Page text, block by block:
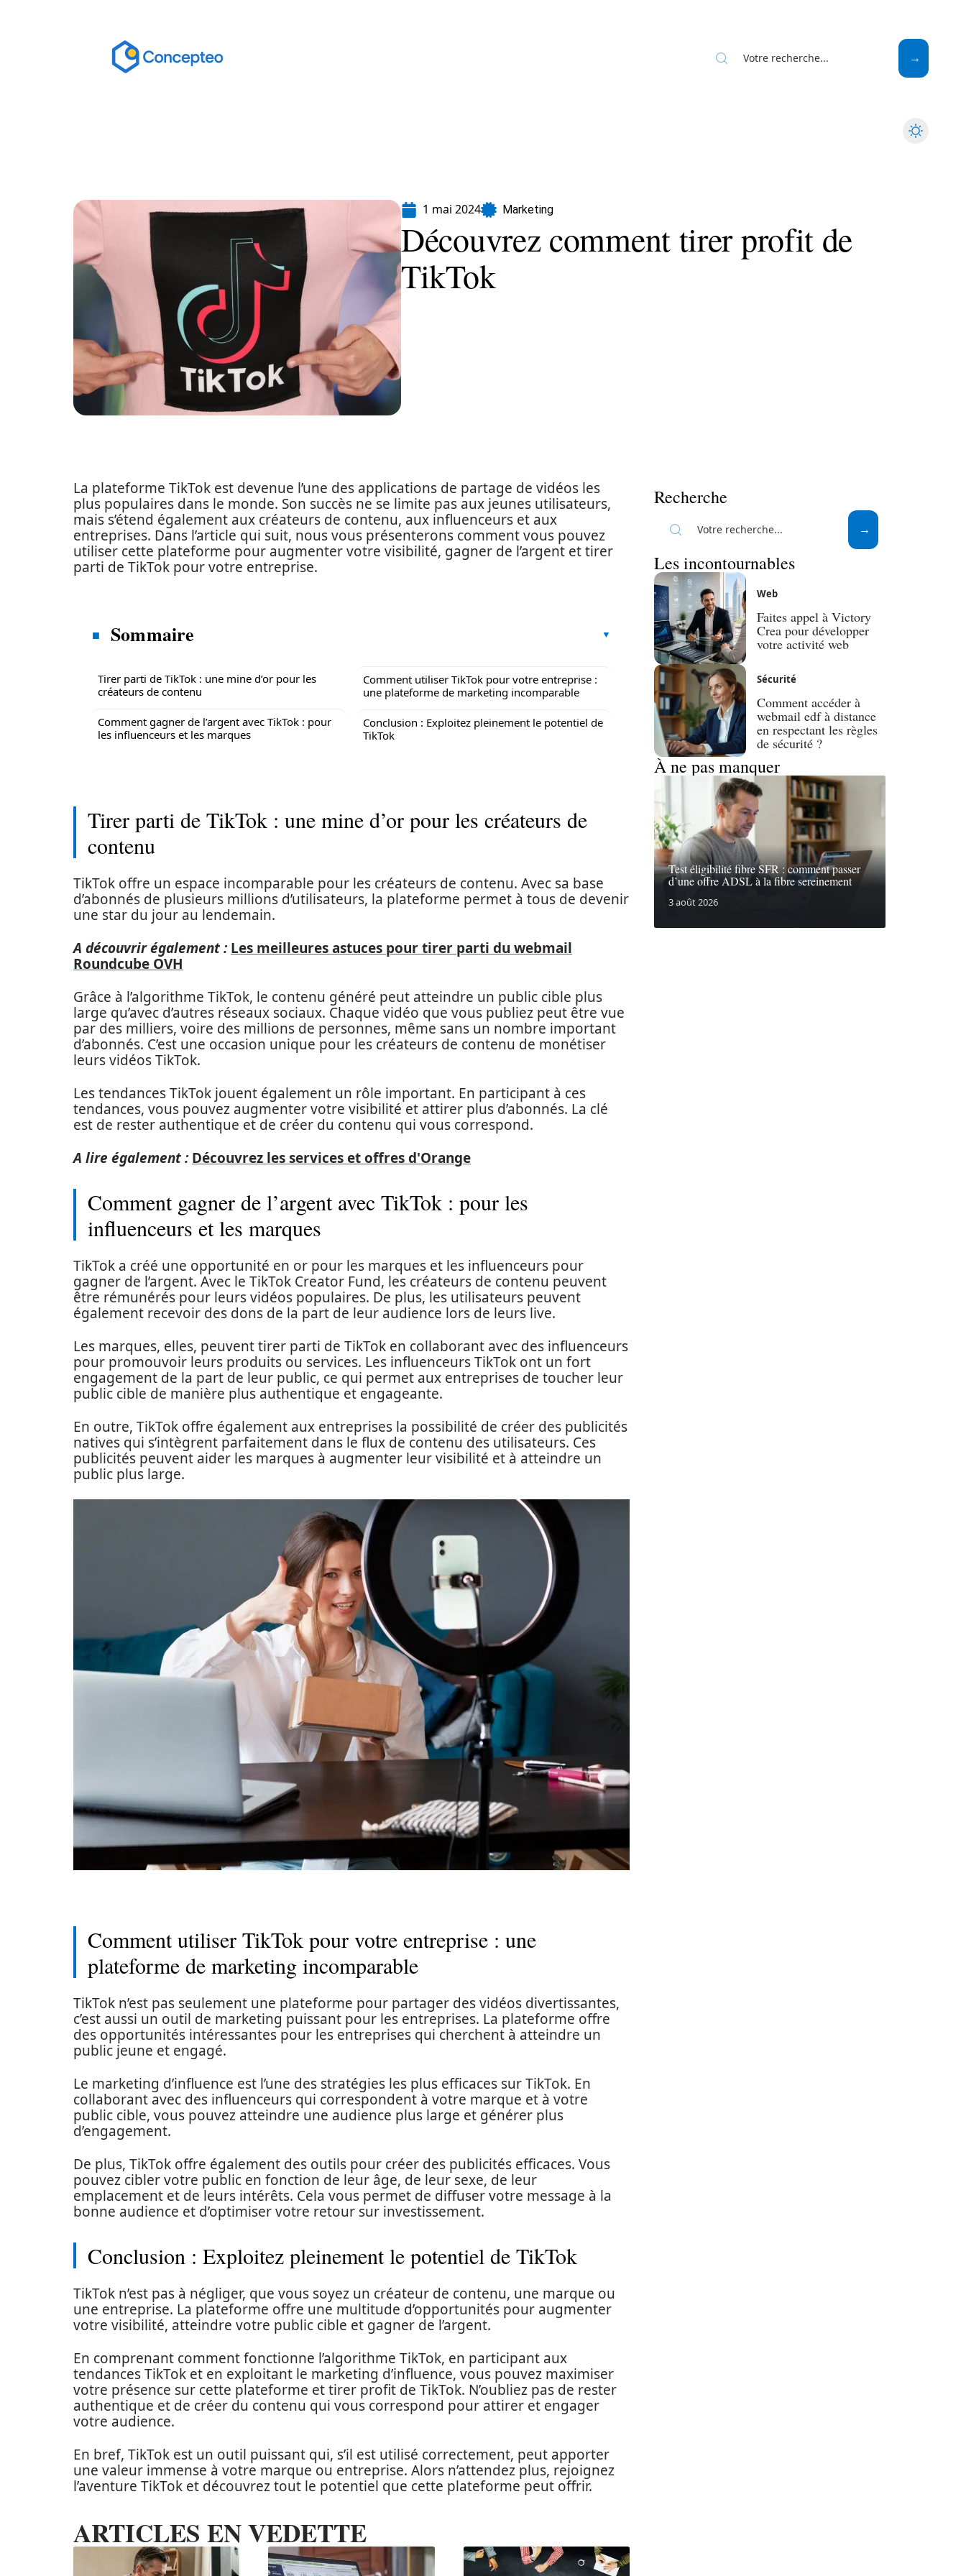
1 mai 2024 Marketing
Découvrez comment tirer profit de
TikTok
La plateforme TikTok est devenue l’une des applications de partage de vidéos les
plus populaires dans le monde. Son succès ne se limite pas aux jeunes utilisateurs,
mais s’étend également aux créateurs de contenu, aux influenceurs et aux
entreprises. Dans l’article qui suit, nous vous présenterons comment vous pouvez
utiliser cette plateforme pour augmenter votre visibilité, gagner de l’argent et tirer
parti de TikTok pour votre entreprise.
Sommaire
Tirer parti de TikTok : une mine d’or pour les
créateurs de contenu
Comment gagner de l’argent avec TikTok : pour
les influenceurs et les marques
Comment utiliser TikTok pour votre entreprise :
une plateforme de marketing incomparable
Conclusion : Exploitez pleinement le potentiel de
TikTok
Tirer parti de TikTok : une mine d’or pour les créateurs de
contenu
TikTok offre un espace incomparable pour les créateurs de contenu. Avec sa base
d’abonnés de plusieurs millions d’utilisateurs, la plateforme permet à tous de devenir
une star du jour au lendemain.
A découvrir également : Les meilleures astuces pour tirer parti du webmail
Roundcube OVH
Grâce à l’algorithme TikTok, le contenu généré peut atteindre un public cible plus
large qu’avec d’autres réseaux sociaux. Chaque vidéo que vous publiez peut être vue
par des milliers, voire des millions de personnes, même sans un nombre important
d’abonnés. C’est une occasion unique pour les créateurs de contenu de monétiser
leurs vidéos TikTok.
Les tendances TikTok jouent également un rôle important. En participant à ces
tendances, vous pouvez augmenter votre visibilité et attirer plus d’abonnés. La clé
est de rester authentique et de créer du contenu qui vous correspond.
A lire également : Découvrez les services et offres d'Orange
Comment gagner de l’argent avec TikTok : pour les
influenceurs et les marques
TikTok a créé une opportunité en or pour les marques et les influenceurs pour
gagner de l’argent. Avec le TikTok Creator Fund, les créateurs de contenu peuvent
être rémunérés pour leurs vidéos populaires. De plus, les utilisateurs peuvent
également recevoir des dons de la part de leur audience lors de leurs live.
Les marques, elles, peuvent tirer parti de TikTok en collaborant avec des influenceurs
pour promouvoir leurs produits ou services. Les influenceurs TikTok ont un fort
engagement de la part de leur public, ce qui permet aux entreprises de toucher leur
public cible de manière plus authentique et engageante.
En outre, TikTok offre également aux entreprises la possibilité de créer des publicités
natives qui s’intègrent parfaitement dans le flux de contenu des utilisateurs. Ces
publicités peuvent aider les marques à augmenter leur visibilité et à atteindre un
public plus large.
Comment utiliser TikTok pour votre entreprise : une
plateforme de marketing incomparable
TikTok n’est pas seulement une plateforme pour partager des vidéos divertissantes,
c’est aussi un outil de marketing puissant pour les entreprises. La plateforme offre
des opportunités intéressantes pour les entreprises qui cherchent à atteindre un
public jeune et engagé.
Le marketing d’influence est l’une des stratégies les plus efficaces sur TikTok. En
collaborant avec des influenceurs qui correspondent à votre marque et à votre
public cible, vous pouvez atteindre une audience plus large et générer plus
d’engagement.
De plus, TikTok offre également des outils pour créer des publicités efficaces. Vous
pouvez cibler votre public en fonction de leur âge, de leur sexe, de leur
emplacement et de leurs intérêts. Cela vous permet de diffuser votre message à la
bonne audience et d’optimiser votre retour sur investissement.
Conclusion : Exploitez pleinement le potentiel de TikTok
TikTok n’est pas à négliger, que vous soyez un créateur de contenu, une marque ou
une entreprise. La plateforme offre une multitude d’opportunités pour augmenter
votre visibilité, atteindre votre public cible et gagner de l’argent.
En comprenant comment fonctionne l’algorithme TikTok, en participant aux
tendances TikTok et en exploitant le marketing d’influence, vous pouvez maximiser
votre présence sur cette plateforme et tirer profit de TikTok. N’oubliez pas de rester
authentique et de créer du contenu qui vous correspond pour attirer et engager
votre audience.
En bref, TikTok est un outil puissant qui, s’il est utilisé correctement, peut apporter
une valeur immense à votre marque ou entreprise. Alors n’attendez plus, rejoignez
l’aventure TikTok et découvrez tout le potentiel que cette plateforme peut offrir.
ARTICLES EN VEDETTE
Recherche
Les incontournables
Web
Faites appel à Victory
Crea pour développer
votre activité web
Sécurité
Comment accéder à
webmail edf à distance
en respectant les règles
de sécurité ?
À ne pas manquer
Test éligibilité fibre SFR : comment passer
d’une offre ADSL à la fibre sereinement
3 août 2026